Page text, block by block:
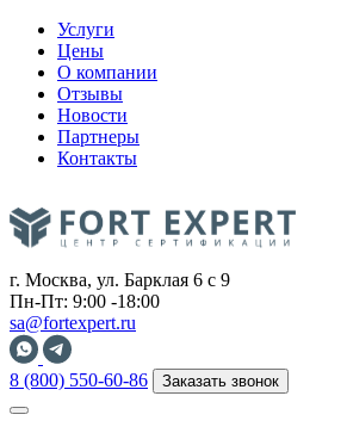
Услуги
Цены
О компании
Отзывы
Новости
Партнеры
Контакты
г. Москва, ул. Барклая 6 с 9
Пн-Пт: 9:00 -18:00
sa@fortexpert.ru
8 (800) 550-60-86 Заказать звонок